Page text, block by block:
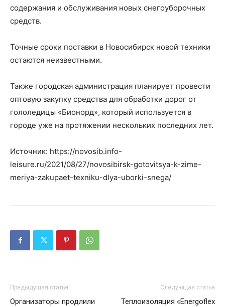
содержания и обслуживания новых снегоуборочных
средств.
Точные сроки поставки в Новосибирск новой техники
остаются неизвестными.
Также городская администрация планирует провести
оптовую закупку средства для обработки дорог от
гололедицы «Бионорд», который используется в
городе уже на протяжении нескольких последних лет.
Источник: https://novosib.info-
leisure.ru/2021/08/27/novosibirsk-gotovitsya-k-zime-
meriya-zakupaet-texniku-dlya-uborki-snega/
Предыдущая статья
Организаторы продлили
Следующая статья
Теплоизоляция «Energoflex